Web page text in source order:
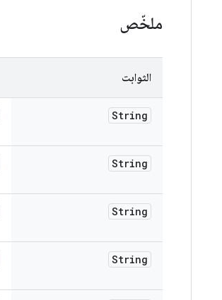
ملخّص
الثوابت
String
String
String
String